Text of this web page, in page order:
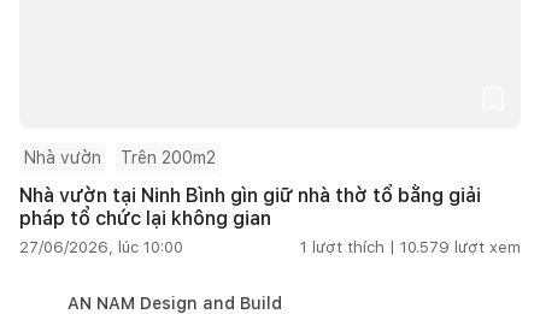
Nhà vườn Trên 200m2
Nhà vườn tại Ninh Bình gìn giữ nhà thờ tổ bằng giải
pháp tổ chức lại không gian
27/06/2026, lúc 10:00 1 lượt thích | 10.579 lượt xem
AN NAM Design and Build